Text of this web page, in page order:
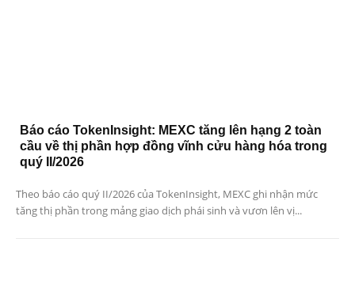
Báo cáo TokenInsight: MEXC tăng lên hạng 2 toàn
cầu về thị phần hợp đồng vĩnh cửu hàng hóa trong
quý II/2026
Theo báo cáo quý II/2026 của TokenInsight, MEXC ghi nhận mức
tăng thị phần trong mảng giao dịch phái sinh và vươn lên vị...